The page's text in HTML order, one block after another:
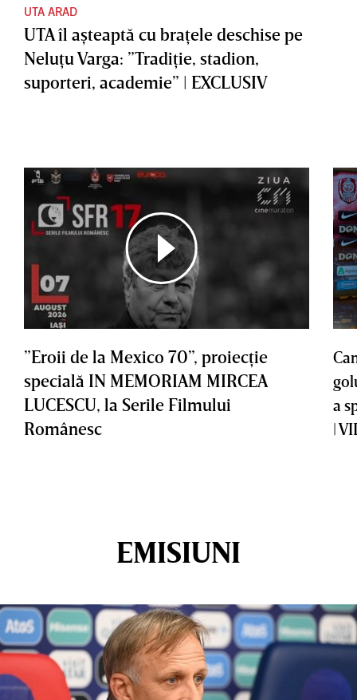
UTA ARAD
UTA îl aşteaptă cu braţele deschise pe
Neluţu Varga: ”Tradiţie, stadion,
suporteri, academie” | EXCLUSIV
”Eroii de la Mexico 70”, proiecţie
specială IN MEMORIAM MIRCEA
LUCESCU, la Serile Filmului
Românesc
a
|
EMISIUNI